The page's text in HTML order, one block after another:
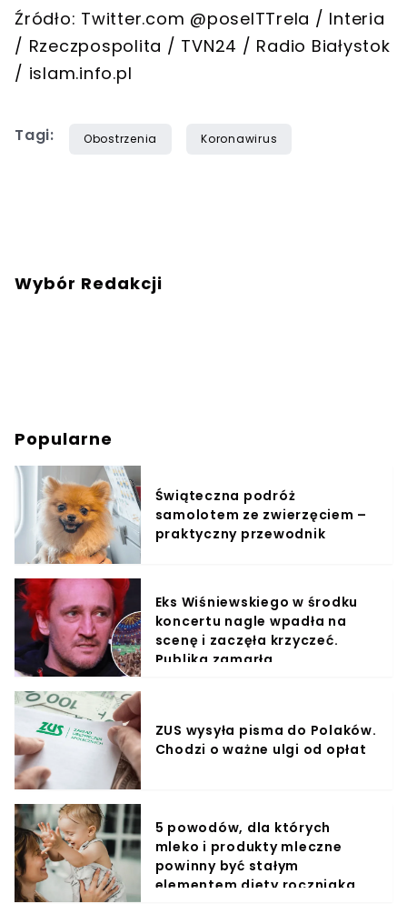
Źródło: Twitter.com @poselTTrela / Interia
/ Rzeczpospolita / TVN24 / Radio Białystok
/ islam.info.pl
Tagi: Obostrzenia Koronawirus
Wybór Redakcji
Popularne
Świąteczna podróż
samolotem ze zwierzęciem –
praktyczny przewodnik
Eks Wiśniewskiego w środku
koncertu nagle wpadła na
scenę i zaczęła krzyczeć.
Publika zamarła
ZUS wysyła pisma do Polaków.
Chodzi o ważne ulgi od opłat
5 powodów, dla których
mleko i produkty mleczne
powinny być stałym
elementem diety roczniaka